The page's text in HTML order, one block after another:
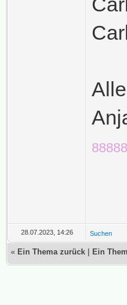
28.07.2023, 14:26 Suchen
« Ein Thema zurück Ein